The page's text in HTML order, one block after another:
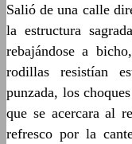
Salió de una calle
la estructura
rebajándose a
rodillas resistían
punzada, los
que se acercara al
refresco por la